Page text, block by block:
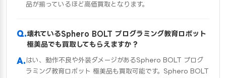
品が揃っているほど高価買取となります。
壊れているSphero BOLT プログラミング教育ロボット
極美品でも買取してもらえますか？
はい、動作不良や外装ダメージがあるSphero BOLT プログ
ラミング教育ロボット 極美品も買取可能です。Sphero BOLT